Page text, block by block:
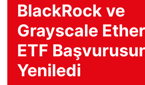
BlackRock ve
Grayscale
ETF
Yeniledi